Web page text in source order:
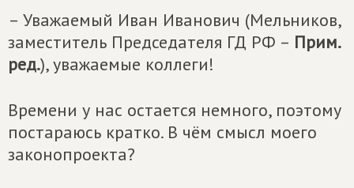
– Уважаемый Иван Иванович (Мельников,
заместитель Председателя ГД РФ – Прим.
ред.), уважаемые коллеги!
Времени у нас остается немного, поэтому
постараюсь кратко. В чём смысл моего
законопроекта?